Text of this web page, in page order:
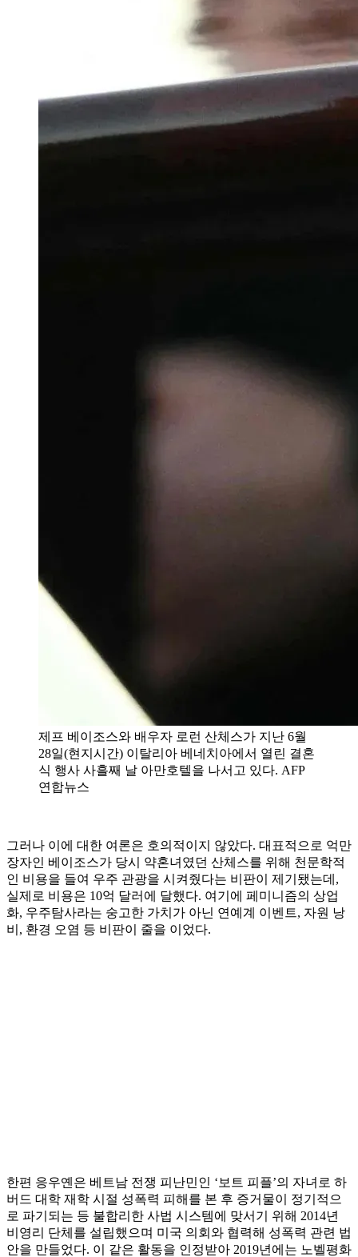
제프 베이조스와 배우자 로런 산체스가 지난 6월
28일(현지시간) 이탈리아 베네치아에서 열린 결혼
식 행사 사흘째 날 아만호텔을 나서고 있다. AFP
연합뉴스
그러나 이에 대한 여론은 호의적이지 않았다. 대표적으로 억만
장자인 베이조스가 당시 약혼녀였던 산체스를 위해 천문학적
인 비용을 들여 우주 관광을 시켜줬다는 비판이 제기됐는데,
실제로 비용은 10억 달러에 달했다. 여기에 페미니즘의 상업
화, 우주탐사라는 숭고한 가치가 아닌 연예계 이벤트, 자원 낭
비, 환경 오염 등 비판이 줄을 이었다.
한편 응우옌은 베트남 전쟁 피난민인 ‘보트 피플’의 자녀로 하
버드 대학 재학 시절 성폭력 피해를 본 후 증거물이 정기적으
로 파기되는 등 불합리한 사법 시스템에 맞서기 위해 2014년
비영리 단체를 설립했으며 미국 의회와 협력해 성폭력 관련 법
안을 만들었다. 이 같은 활동을 인정받아 2019년에는 노벨평화